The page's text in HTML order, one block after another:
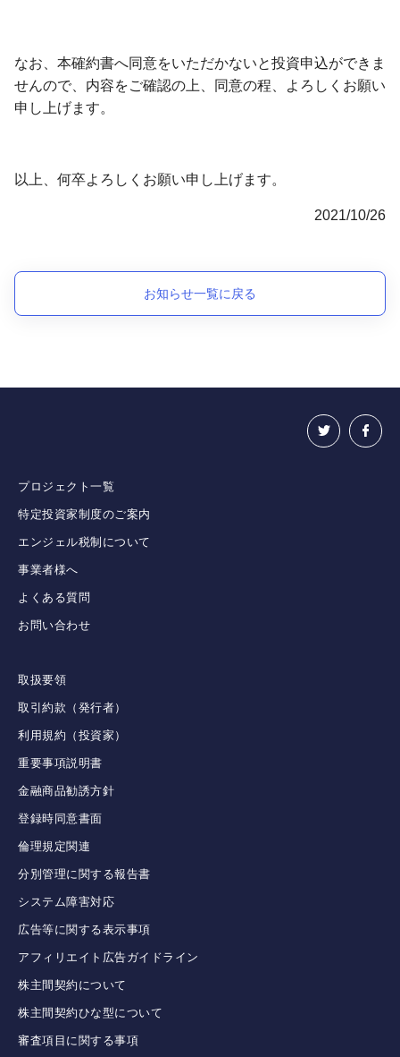
なお、本確約書へ同意をいただかないと投資申込ができま
せんので、内容をご確認の上、同意の程、よろしくお願い
申し上げます。
以上、何卒よろしくお願い申し上げます。
2021/10/26
お知らせ一覧に戻る
プロジェクト一覧
特定投資家制度のご案内
エンジェル税制について
事業者様へ
よくある質問
お問い合わせ
取扱要領
取引約款（発行者）
利用規約（投資家）
重要事項説明書
金融商品勧誘方針
登録時同意書面
倫理規定関連
分別管理に関する報告書
システム障害対応
広告等に関する表示事項
アフィリエイト広告ガイドライン
株主間契約について
株主間契約ひな型について
審査項目に関する事項